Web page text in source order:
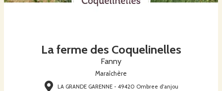
La ferme des Coquelinelles
Fanny
Maraîchère
LA GRANDE GARENNE - 49420 Ombree d'anjou